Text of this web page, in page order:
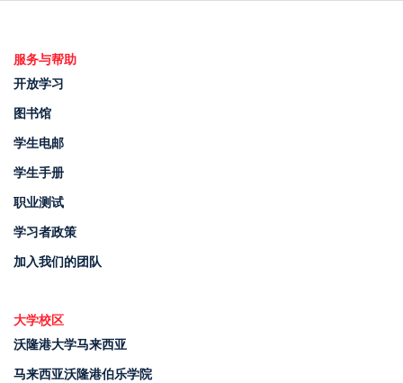
服务与帮助
开放学习
图书馆
学生电邮
学生手册
职业测试
学习者政策
加入我们的团队
大学校区
沃隆港大学马来西亚
马来西亚沃隆港伯乐学院